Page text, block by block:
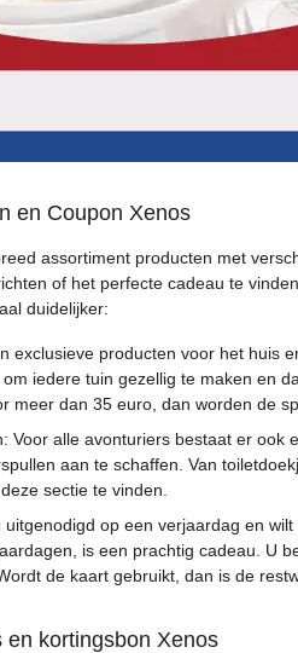
en Coupon Xenos
assortiment producten met
of het perfecte cadeau te
duidelijker:
exclusieve producten voor het huis
iedere tuin gezellig te maken en
meer dan 35 euro, dan worden de
Voor alle avonturiers bestaat er ook
aan te schaffen. Van
sectie te vinden.
op een verjaardag en
is een prachtig cadeau. U
de kaart gebruikt, dan is de
en kortingsbon Xenos